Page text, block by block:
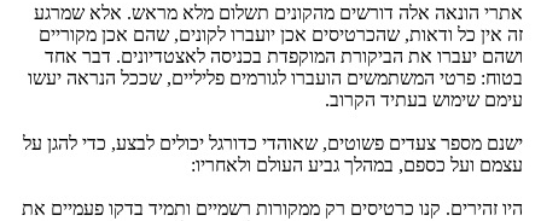
אתרי הונאה אלה דורשים מהקונים תשלום מלא מראש. אלא שמרגע
זה אין כל ודאות, שהכרטיסים אכן יועברו לקונים, שהם אכן מקוריים
ושהם יעברו את הביקורת המוקפדת בכניסה לאצטדיונים. דבר אחד
בטוח: פרטי המשתמשים הועברו לגורמים פליליים, שככל הנראה יעשו
עימם שימוש בעתיד הקרוב.
ישנם מספר צעדים פשוטים, שאוהדי כדורגל יכולים לבצע, כדי להגן על
עצמם ועל כספם, במהלך גביע העולם ולאחריו:
היו זהירים. קנו כרטיסים רק ממקורות רשמיים ותמיד בדקו פעמיים את